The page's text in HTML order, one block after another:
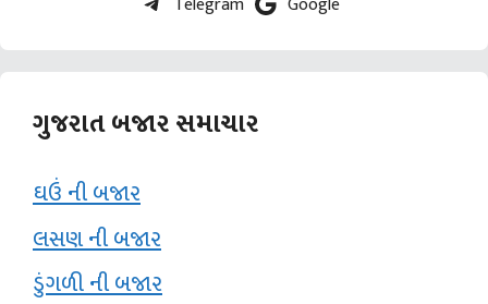
ગુજરાત બજાર સમાચાર
ઘઉં ની બજાર
લસણ ની બજાર
ડુંગળી ની બજાર